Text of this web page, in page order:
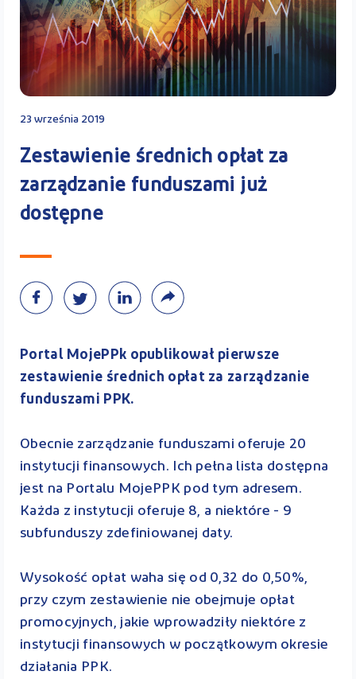
Kontakt
A
23 września 2019
Zestawienie średnich opłat za
zarządzanie funduszami już
dostępne
Portal MojePPk opublikował pierwsze
zestawienie średnich opłat za zarządzanie
funduszami PPK.
Obecnie zarządzanie funduszami oferuje 20
instytucji finansowych. Ich pełna lista dostępna
jest na Portalu MojePPK pod tym adresem.
Każda z instytucji oferuje 8, a niektóre - 9
subfunduszy zdefiniowanej daty.
Wysokość opłat waha się od 0,32 do 0,50%,
przy czym zestawienie nie obejmuje opłat
promocyjnych, jakie wprowadziły niektóre z
instytucji finansowych w początkowym okresie
działania PPK.